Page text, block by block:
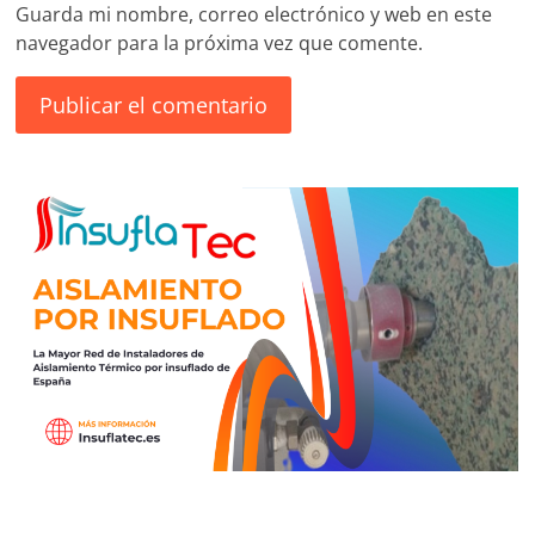
Guarda mi nombre, correo electrónico y web en este
navegador para la próxima vez que comente.